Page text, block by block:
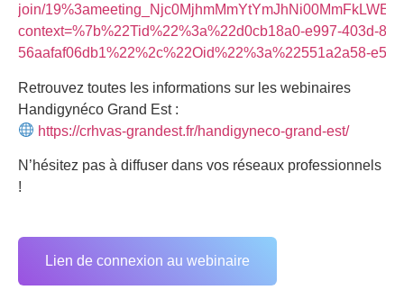
join/
context=%7b%22Tid%22%3a%22d0cb18a0-e997-403d-
56aafaf06db1%22%2c%22Oid%22%3a%22551a2a58-
Retrouvez toutes les informations sur les webinaires
Handigynéco Grand Est :
https://crhvas-grandest.fr/handigyneco-grand-est/
N’hésitez pas à diffuser dans vos réseaux professionnels
!
Lien de connexion au webinaire